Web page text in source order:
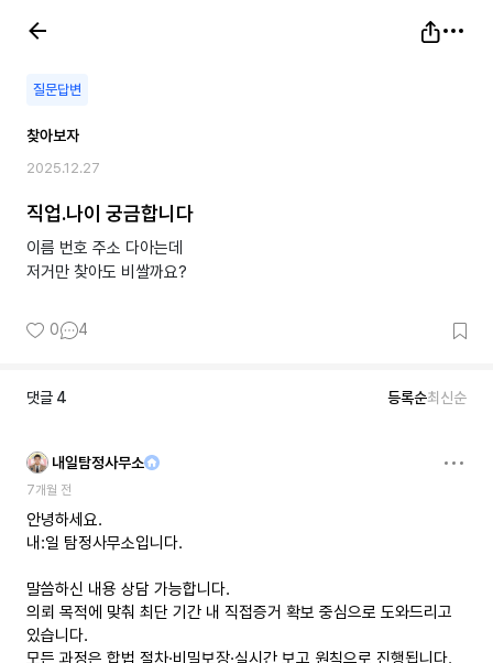
질문답변
찾아보자
2025.12.27
직업.나이 궁금합니다
이름 번호 주소 다아는데
저거만 찾아도 비쌀까요?
0 4
댓글 4 등록순최신순
내일탐정사무소
7개월 전
안녕하세요.
내:일 탐정사무소입니다.
말씀하신 내용 상담 가능합니다.
의뢰 목적에 맞춰 최단 기간 내 직접증거 확보 중심으로 도와드리고
있습니다.
모든 과정은 합법 절차·비밀보장·실시간 보고 원칙으로 진행됩니다.